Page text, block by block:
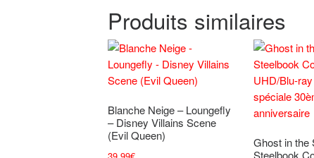
Produits similaires
Blanche Neige – Loungefly
– Disney Villains Scene
(Evil Queen)
39,99€
Ghost in the
Steelbook